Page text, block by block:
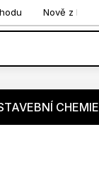
Nově z blogu
CHEMIE